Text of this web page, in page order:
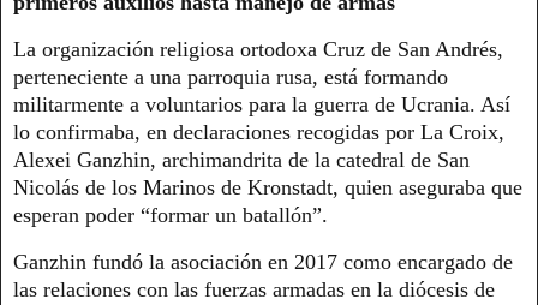
La organización religiosa ortodoxa Cruz de San Andrés,
perteneciente a una parroquia rusa, está formando
militarmente a voluntarios para la guerra de Ucrania. Así
lo confirmaba, en declaraciones recogidas por La Croix,
Alexei Ganzhin, archimandrita de la catedral de San
Nicolás de los Marinos de Kronstadt, quien aseguraba que
esperan poder “formar un batallón”.
Ganzhin fundó la asociación en 2017 como encargado de
las relaciones con las fuerzas armadas en la diócesis de